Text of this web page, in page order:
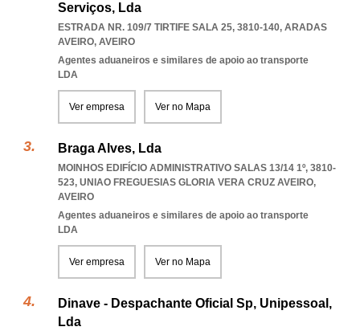
Serviços, Lda
ESTRADA NR. 109/7 TIRTIFE SALA 25, 3810-140, ARADAS
AVEIRO, AVEIRO
Agentes aduaneiros e similares de apoio ao transporte
LDA
Ver empresa Ver no Mapa
Braga Alves, Lda
MOINHOS EDIFÍCIO ADMINISTRATIVO SALAS 13/14 1º, 3810-
523, UNIAO FREGUESIAS GLORIA VERA CRUZ AVEIRO,
AVEIRO
Agentes aduaneiros e similares de apoio ao transporte
LDA
Ver empresa Ver no Mapa
Dinave - Despachante Oficial Sp, Unipessoal,
Lda